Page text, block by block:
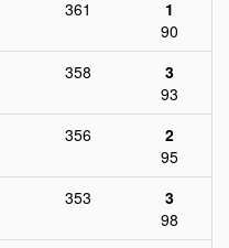
361
1
90
358
3
93
356
2
95
353
3
98